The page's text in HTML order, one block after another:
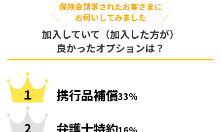
保険金請求されたお客さまに
＼ お伺いしてみました ／
加入していて（加入した方が）
良かったオプションは？
携行品補償33%
弁護士特約